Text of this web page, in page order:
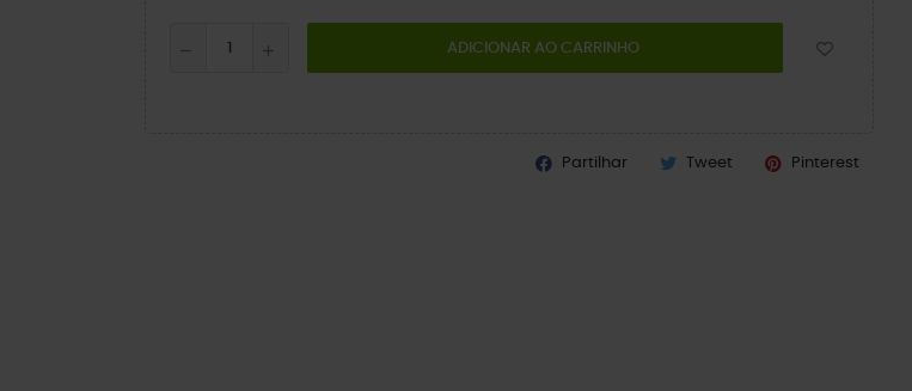
ADICIONAR AO CARRINHO
Partilhar Tweet Pinterest